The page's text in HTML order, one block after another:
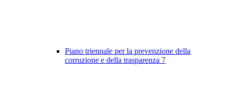
Piano triennale per la prevenzione della
corruzione e della trasparenza 7